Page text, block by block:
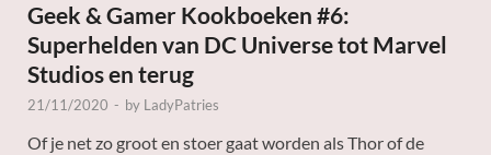
Geek & Gamer Kookboeken #6:
Superhelden van DC Universe tot Marvel
Studios en terug
21/11/2020 - by LadyPatries
Of je net zo groot en stoer gaat worden als Thor of de